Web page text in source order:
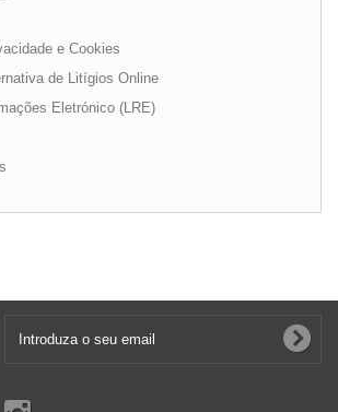
e Cookies
de Litígios Online
Eletrónico (LRE)